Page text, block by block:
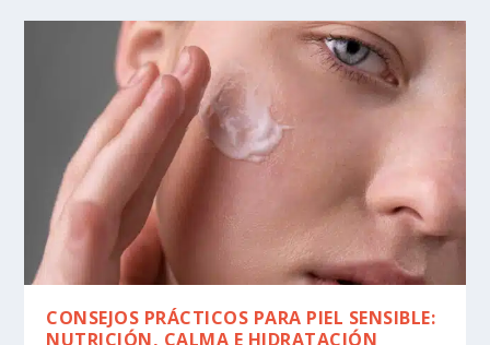
CONSEJOS PRÁCTICOS PARA PIEL SENSIBLE:
NUTRICIÓN, CALMA E HIDRATACIÓN